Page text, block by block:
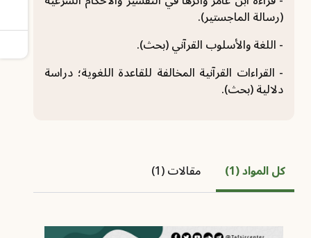
(رسالة الماجستير).‏
‏- اللغة والأسلوب القرآني (بحث).‏
‏- القراءات القرآنية المخالفة للقاعدة اللغوية؛ دراسة
دلالية (بحث).‏
كل المواد (1) مقالات (1)